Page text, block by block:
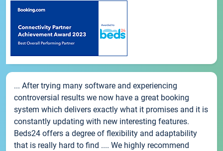
... After trying many software and experiencing
controversial results we now have a great booking
system which delivers exactly what it promises and it is
constantly updating with new interesting features.
Beds24 offers a degree of flexibility and adaptability
that is really hard to find .... We highly recommend